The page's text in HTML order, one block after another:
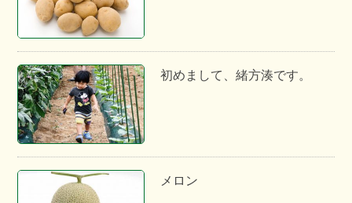
初めまして、緒方湊です。
メロン